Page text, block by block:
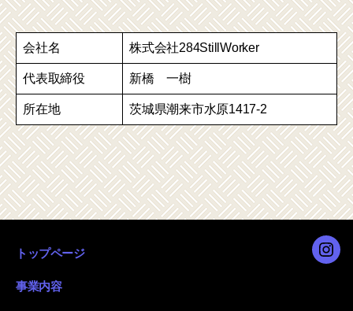
会社名 株式会社284StillWorker
代表取締役 新橋 一樹
所在地 茨城県潮来市水原1417-2
トップページ
事業内容